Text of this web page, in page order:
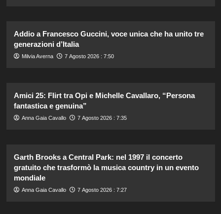
Addio a Francesco Guccini, voce unica che ha unito tre
generazioni d’Italia
Milvia Averna 7 Agosto 2026 : 7:50
Amici 25: Flirt tra Opi e Michelle Cavallaro, “Persona
fantastica e genuina”
Anna Gaia Cavallo 7 Agosto 2026 : 7:35
Garth Brooks a Central Park: nel 1997 il concerto
gratuito che trasformò la musica country in un evento
mondiale
Anna Gaia Cavallo 7 Agosto 2026 : 7:27